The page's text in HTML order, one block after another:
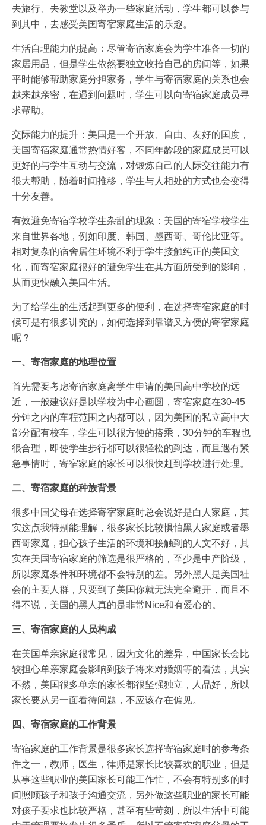
去旅行、去教堂以及举办一些家庭活动，学生都可以参与
到其中，去感受美国寄宿家庭生活的乐趣。
生活自理能力的提高：尽管寄宿家庭会为学生准备一切的
家居用品，但是学生依然要独立收拾自己的房间等，如果
平时能够帮助家庭分担家务，学生与寄宿家庭的关系也会
越来越亲密，在遇到问题时，学生可以向寄宿家庭成员寻
求帮助。
交际能力的提升：美国是一个开放、自由、友好的国度，
美国寄宿家庭通常热情好客，不同年龄段的家庭成员可以
更好的与学生互动与交流，对锻炼自己的人际交往能力有
很大帮助，随着时间推移，学生与人相处的方式也会变得
十分友善。
有效避免寄宿学校学生杂乱的现象：美国的寄宿学校学生
来自世界各地，例如印度、韩国、墨西哥、哥伦比亚等。
相对复杂的宿舍居住环境不利于学生接触纯正的美国文
化，而寄宿家庭很好的避免学生在其方面所受到的影响，
从而更快融入美国生活。
为了给学生的生活起到更多的便利，在选择寄宿家庭的时
候可是有很多讲究的，如何选择到靠谱又方便的寄宿家庭
呢？
一、寄宿家庭的地理位置
首先需要考虑寄宿家庭离学生申请的美国高中学校的远
近，一般建议好是以学校为中心画圆，寄宿家庭在30-45
分钟之内的车程范围之内都可以，因为美国的私立高中大
部分配有校车，学生可以很方便的搭乘，30分钟的车程也
很合理，即使学生步行都可以很轻松的到达，而且遇有紧
急事情时，寄宿家庭的家长可以很快赶到学校进行处理。
二、寄宿家庭的种族背景
很多中国父母在选择寄宿家庭时总会说好是白人家庭，其
实这点我特别能理解，很多家长比较惧怕黑人家庭或者墨
西哥家庭，担心孩子生活的环境和接触到的人文不好，其
实在美国寄宿家庭的筛选是很严格的，至少是中产阶级，
所以家庭条件和环境都不会特别的差。另外黑人是美国社
会的主要人群，只要到了美国你就无法完全避开，而且不
得不说，美国的黑人真的是非常Nice和有爱心的。
三、寄宿家庭的人员构成
在美国单亲家庭很常见，因为文化的差异，中国家长会比
较担心单亲家庭会影响到孩子将来对婚姻等的看法，其实
不然，美国很多单亲的家长都很坚强独立，人品好，所以
家长要从另一面看待问题，不应该存在偏见。
四、寄宿家庭的工作背景
寄宿家庭的工作背景是很多家长选择寄宿家庭时的参考条
件之一，教师，医生，律师是家长比较喜欢的职业，但是
从事这些职业的美国家长可能工作忙，不会有特别多的时
间照顾孩子和孩子沟通交流，另外做这些职业的家长可能
对孩子要求也比较严格，甚至有些苛刻，所以生活中可能